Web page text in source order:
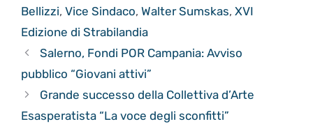
Bellizzi, Vice Sindaco, Walter Sumskas, XVI
Edizione di Strabilandia
Salerno, Fondi POR Campania: Avviso
pubblico “Giovani attivi”
Grande successo della Collettiva d’Arte
Esasperatista “La voce degli sconfitti”